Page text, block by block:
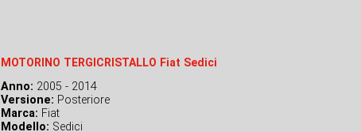
MOTORINO TERGICRISTALLO Fiat Sedici
Anno: 2005 - 2014
Versione: Posteriore
Marca: Fiat
Modello: Sedici